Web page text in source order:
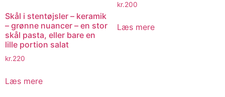
Skål i stentøjsler – keramik
– grønne nuancer – en stor
skål pasta, eller bare en
lille portion salat
kr.220
Læs mere
kr.200
Læs mere